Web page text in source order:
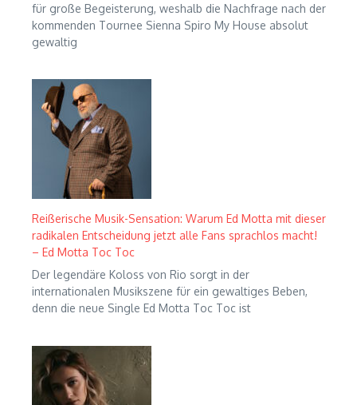
für große Begeisterung, weshalb die Nachfrage nach der
kommenden Tournee Sienna Spiro My House absolut
gewaltig
Reißerische Musik-Sensation: Warum Ed Motta mit dieser
radikalen Entscheidung jetzt alle Fans sprachlos macht!
– Ed Motta Toc Toc
Der legendäre Koloss von Rio sorgt in der
internationalen Musikszene für ein gewaltiges Beben,
denn die neue Single Ed Motta Toc Toc ist